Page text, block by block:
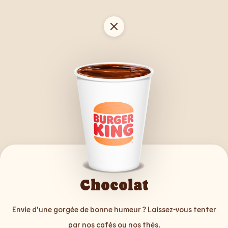
Chocolat
Envie d'une gorgée de bonne humeur ? Laissez-vous tenter
par nos cafés ou nos thés.